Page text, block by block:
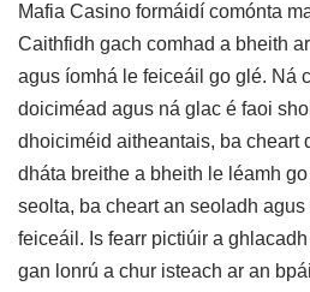
Mafia Casino formáidí comónta
Caithfidh gach comhad a bheith
agus íomhá le feiceáil go glé. Ná
doiciméad agus ná glac é faoi
dhoiciméid aitheantais, ba cheart
dháta breithe a bheith le léamh
seolta, ba cheart an seoladh
feiceáil. Is fearr pictiúir a
gan lonrú a chur isteach ar an